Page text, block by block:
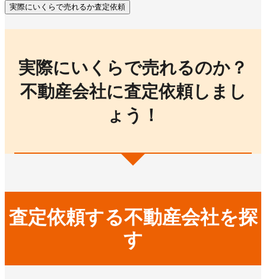
実際にいくらで売れるか査定依頼
実際にいくらで売れるのか？
不動産会社に査定依頼しまし
ょう！
査定依頼する不動産会社を探
す